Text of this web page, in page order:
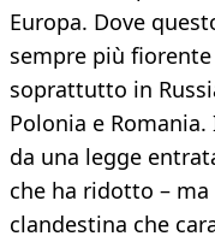
Europa. Dove
sempre più
soprattutto in
Polonia e
da una legge
che ha ridotto – ma
clandestina che